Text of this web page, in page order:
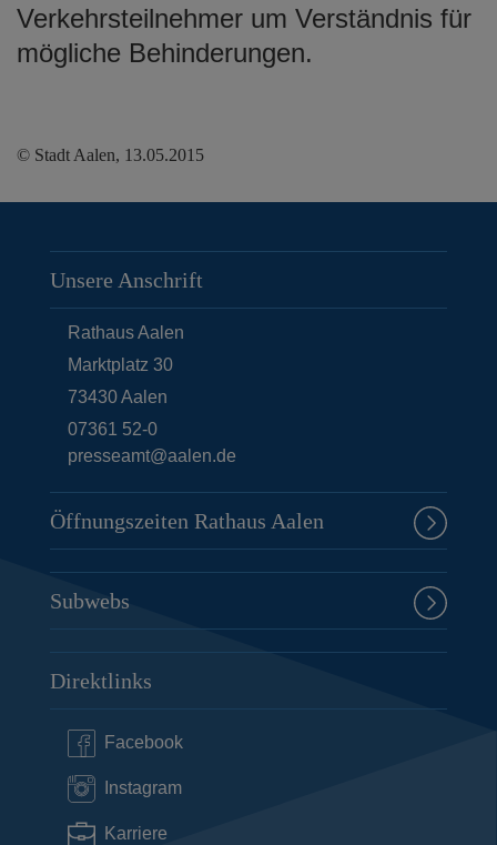
Verkehrsteilnehmer um Verständnis für
mögliche Behinderungen.
© Stadt Aalen, 13.05.2015
Unsere Anschrift
Rathaus Aalen
Marktplatz 30
73430Aalen
07361 52-0
presseamt@aalen.de
Öffnungszeiten Rathaus Aalen
Subwebs
Direktlinks
Facebook
Instagram
Karriere